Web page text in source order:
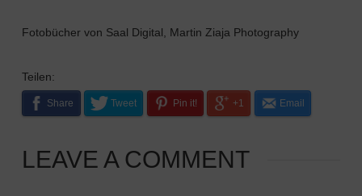
Fotobücher von Saal Digital, Martin Ziaja Photography
Teilen:
Share Tweet Pin it! +1 Email
LEAVE A COMMENT